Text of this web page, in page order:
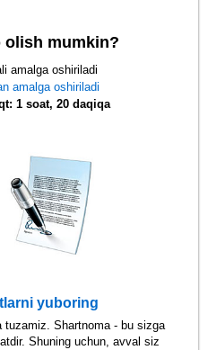
olish mumkin?
amalga oshiriladi
amalga oshiriladi
1 soat, 20 daqiqa
yuboring
tuzamiz. Shartnoma - bu sizga
Shuning uchun, avval siz